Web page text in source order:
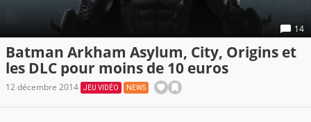
14
Batman Arkham Asylum, City, Origins et
les DLC pour moins de 10 euros
12 décembre 2014 JEU VIDÉO NEWS